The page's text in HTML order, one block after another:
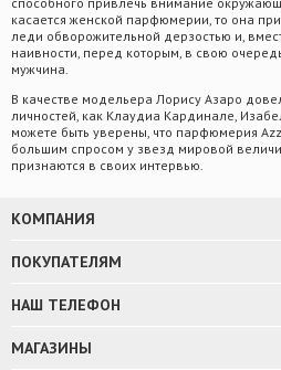
касается женской парфюмерии, то она
леди обворожительной дерзостью и,
наивности, перед которым, в свою
мужчина.
В качестве модельера Лорису Азаро
личностей, как Клаудиа Кардинале,
можете быть уверены, что парфюмерия
большим спросом у звезд мировой
признаются в своих интервью.
КОМПАНИЯ
ПОКУПАТЕЛЯМ
НАШ ТЕЛЕФОН
МАГАЗИНЫ